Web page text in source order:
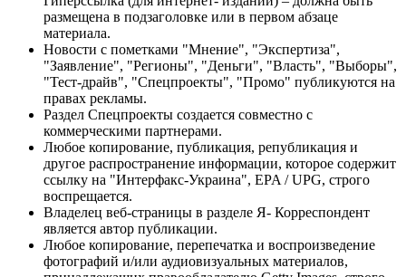
размещена в подзаголовке или в первом абзаце
материала.
Новости с пометками "Мнение", "Экспертиза",
"Заявление", "Регионы", "Деньги", "Власть", "Выборы",
"Тест-драйв", "Спецпроекты", "Промо" публикуются на
правах рекламы.
Раздел Спецпроекты создается совместно с
коммерческими партнерами.
Любое копирование, публикация, републикация и
другое распространение информации, которое содержит
ссылку на "Интерфакс-Украина", EPA / UPG, строго
воспрещается.
Владелец веб-страницы в разделе Я- Корреспондент
является автор публикации.
Любое копирование, перепечатка и воспроизведение
фотографий и/или аудиовизуальных материалов,